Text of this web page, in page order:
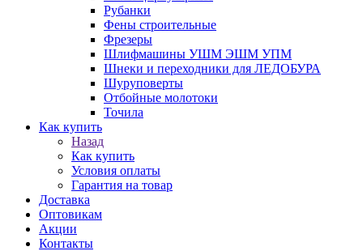
Рубанки
Фены строительные
Фрезеры
Шлифмашины УШМ ЭШМ УПМ
Шнеки и переходники для ЛЕДОБУРА
Шуруповерты
Отбойные молотоки
Точила
Как купить
Назад
Как купить
Условия оплаты
Гарантия на товар
Доставка
Оптовикам
Акции
Контакты